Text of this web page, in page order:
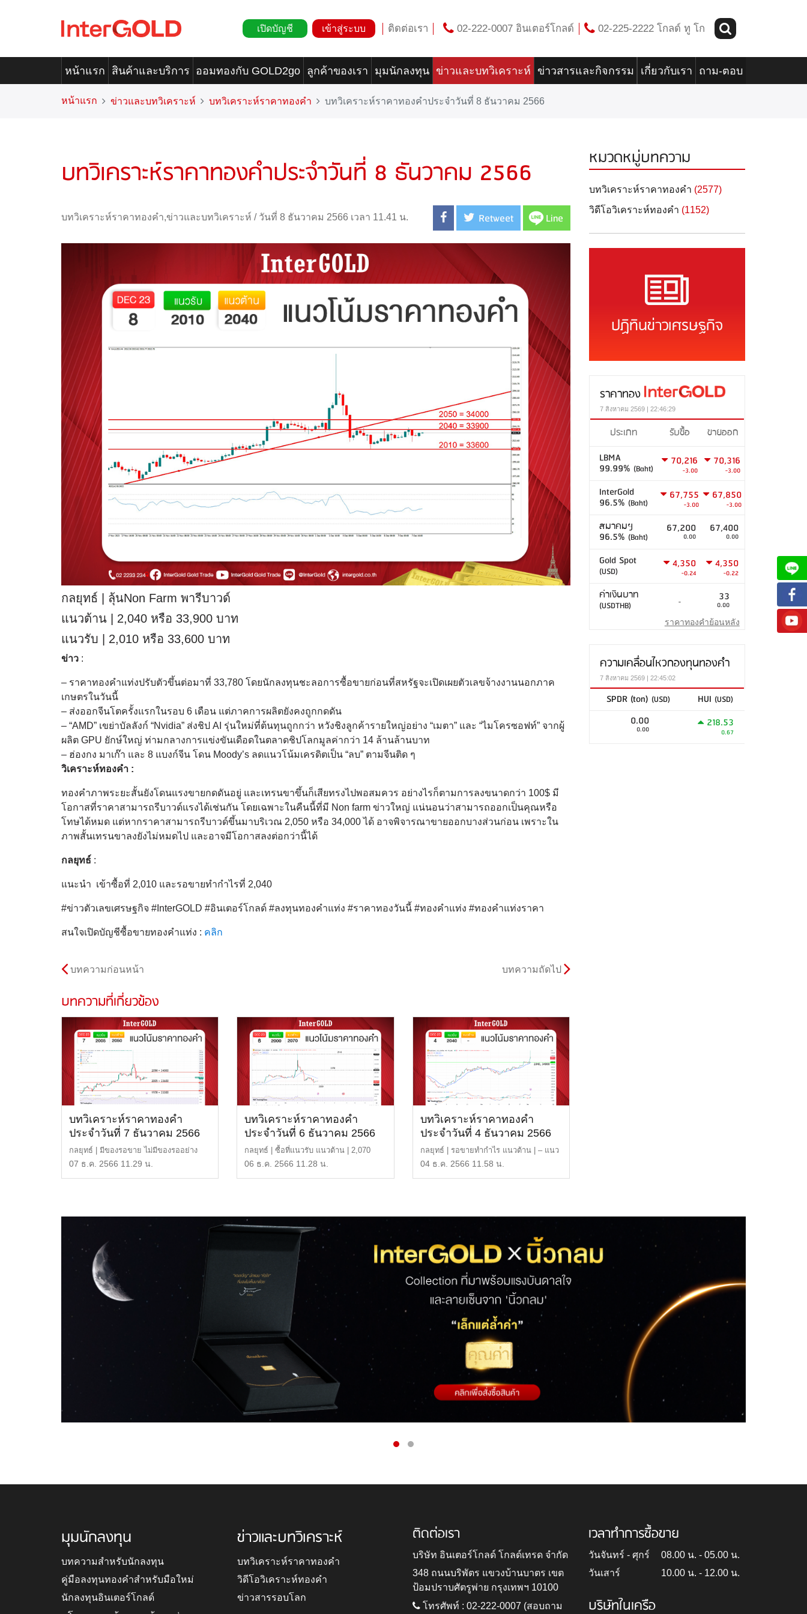
เปิดบัญชี เข้าสู่ระบบ ติดต่อเรา 02-222-0007 อินเตอร์โกลด์ 02-225-2222 โกลด์ ทู โก
หน้าแรก สินค้าและบริการ ออมทองกับ GOLD2go ลูกค้าของเรา มุมนักลงทุน ข่าวและบทวิเคราะห์ ข่าวสารและกิจกรรม เกี่ยวกับเรา ถาม-ตอบ
หน้าแรก ข่าวและบทวิเคราะห์ บทวิเคราะห์ราคาทองคำ บทวิเคราะห์ราคาทองคำประจำวันที่ 8 ธันวาคม 2566
บทวิเคราะห์ราคาทองคำประจำวันที่ 8 ธันวาคม 2566
บทวิเคราะห์ราคาทองคำ,ข่าวและบทวิเคราะห์ / วันที่ 8 ธันวาคม 2566 เวลา 11.41 น. Retweet Line
กลยุทธ์ | ลุ้นNon Farm พารีบาวด์
แนวต้าน | 2,040 หรือ 33,900 บาท
แนวรับ | 2,010 หรือ 33,600 บาท
ข่าว :
– ราคาทองคำแท่งปรับตัวขึ้นต่อมาที่ 33,780 โดยนักลงทุนชะลอการซื้อขายก่อนที่สหรัฐจะเปิดเผยตัวเลขจ้างงานนอกภาค
เกษตรในวันนี้
– ส่งออกจีนโตครั้งแรกในรอบ 6 เดือน แต่ภาคการผลิตยังคงถูกกดดัน
– “AMD” เขย่าบัลลังก์ “Nvidia” ส่งชิป AI รุ่นใหม่ที่ต้นทุนถูกกว่า หวังชิงลูกค้ารายใหญ่อย่าง “เมตา” และ “ไมโครซอฟท์” จากผู้
ผลิต GPU ยักษ์ใหญ่ ท่ามกลางการแข่งขันเดือดในตลาดชิปโลกมูลค่ากว่า 14 ล้านล้านบาท
– ฮ่องกง มาเก๊า และ 8 แบงก์จีน โดน Moody’s ลดแนวโน้มเครดิตเป็น “ลบ” ตามจีนติด ๆ
วิเคราะห์ทองคำ :
ทองคำภาพระยะสั้นยังโดนแรงขายกดดันอยู่ และเทรนขาขึ้นก็เสียทรงไปพอสมควร อย่างไรก็ตามการลงขนาดกว่า 100$ มี
โอกาสที่ราคาสามารถรีบาวด์แรงได้เช่นกัน โดยเฉพาะในคืนนี้ที่มี Non farm ข่าวใหญ่ แน่นอนว่าสามารถออกเป็นคุณหรือ
โทษได้หมด แต่หากราคาสามารถรีบาวด์ขึ้นมาบริเวณ 2,050 หรือ 34,000 ได้ อาจพิจารณาขายออกบางส่วนก่อน เพราะใน
ภาพสั้นเทรนขาลงยังไม่หมดไป และอาจมีโอกาสลงต่อกว่านี้ได้
กลยุทธ์ :
แนะนำ เข้าซื้อที่ 2,010 และรอขายทำกำไรที่ 2,040
#ข่าวตัวเลขเศรษฐกิจ #InterGOLD #อินเตอร์โกลด์ #ลงทุนทองคำแท่ง #ราคาทองวันนี้ #ทองคำแท่ง #ทองคำแท่งราคา
สนใจเปิดบัญชีซื้อขายทองคำแท่ง : คลิก
บทความก่อนหน้า บทความถัดไป
บทความที่เกี่ยวข้อง
บทวิเคราะห์ราคาทองคำ
ประจำวันที่ 7 ธันวาคม 2566
กลยุทธ์ | มีของรอขาย ไม่มีของรออย่าง
ใจเย็น แนวต้าน | 2, […]
07 ธ.ค. 2566 11.29 น.
บทวิเคราะห์ราคาทองคำ
ประจำวันที่ 6 ธันวาคม 2566
กลยุทธ์ | ซื้อที่แนวรับ แนวต้าน | 2,070
หรือ 34,000 บาท […]
06 ธ.ค. 2566 11.28 น.
บทวิเคราะห์ราคาทองคำ
ประจำวันที่ 4 ธันวาคม 2566
กลยุทธ์ | รอขายทำกำไร แนวต้าน | – แนว
รับ | 2,040 […]
04 ธ.ค. 2566 11.58 น.
หมวดหมู่บทความ
บทวิเคราะห์ราคาทองคำ (2577)
วิดีโอวิเคราะห์ทองคำ (1152)
ปฏิทินข่าวเศรษฐกิจ
ราคาทอง
7 สิงหาคม 2569 | 22:46:29
ประเภท รับซื้อ
ขายออก
LBMA
99.99% (Baht)
70,216
-3.00
70,316
-3.00
InterGold
96.5% (Baht)
67,755
-3.00
67,850
-3.00
สมาคมฯ
96.5% (Baht)
67,200
0.00
67,400
0.00
Gold Spot
(USD)
4,350
-0.24
4,350
-0.22
ค่าเงินบาท
(USDTHB) - 33
0.00
ราคาทองคำย้อนหลัง
ความเคลื่อนไหวกองทุนทองคำ
7 สิงหาคม 2569 | 22:45:02
SPDR (ton) (USD) HUI (USD)
0.00
0.00 218.53
0.67
มุมนักลงทุน
บทความสำหรับนักลงทุน
คู่มือลงทุนทองคำสำหรับมือใหม่
นักลงทุนอินเตอร์โกลด์
ข่าวและบทวิเคราะห์
บทวิเคราะห์ราคาทองคำ
วิดีโอวิเคราะห์ทองคำ
ข่าวสารรอบโลก
ติดต่อเรา
บริษัท อินเตอร์โกลด์ โกลด์เทรด จำกัด
348 ถนนบริพัตร แขวงบ้านบาตร เขต
ป้อมปราบศัตรูพ่าย กรุงเทพฯ 10100
โทรศัพท์ : 02-222-0007 (สอบถาม
เวลาทำการซื้อขาย
วันจันทร์ - ศุกร์
08.00 น. - 05.00 น.
วันเสาร์
10.00 น. - 12.00 น.
บริษัทในเครือ